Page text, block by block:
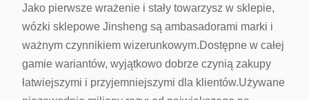
Jako pierwsze wrażenie i stały towarzysz w sklepie,
wózki sklepowe Jinsheng są ambasadorami marki i
ważnym czynnikiem wizerunkowym.Dostępne w całej
gamie wariantów, wyjątkowo dobrze czynią zakupy
łatwiejszymi i przyjemniejszymi dla klientów.Używane